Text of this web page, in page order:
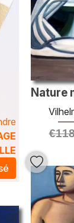
sont
véritable
votre
€